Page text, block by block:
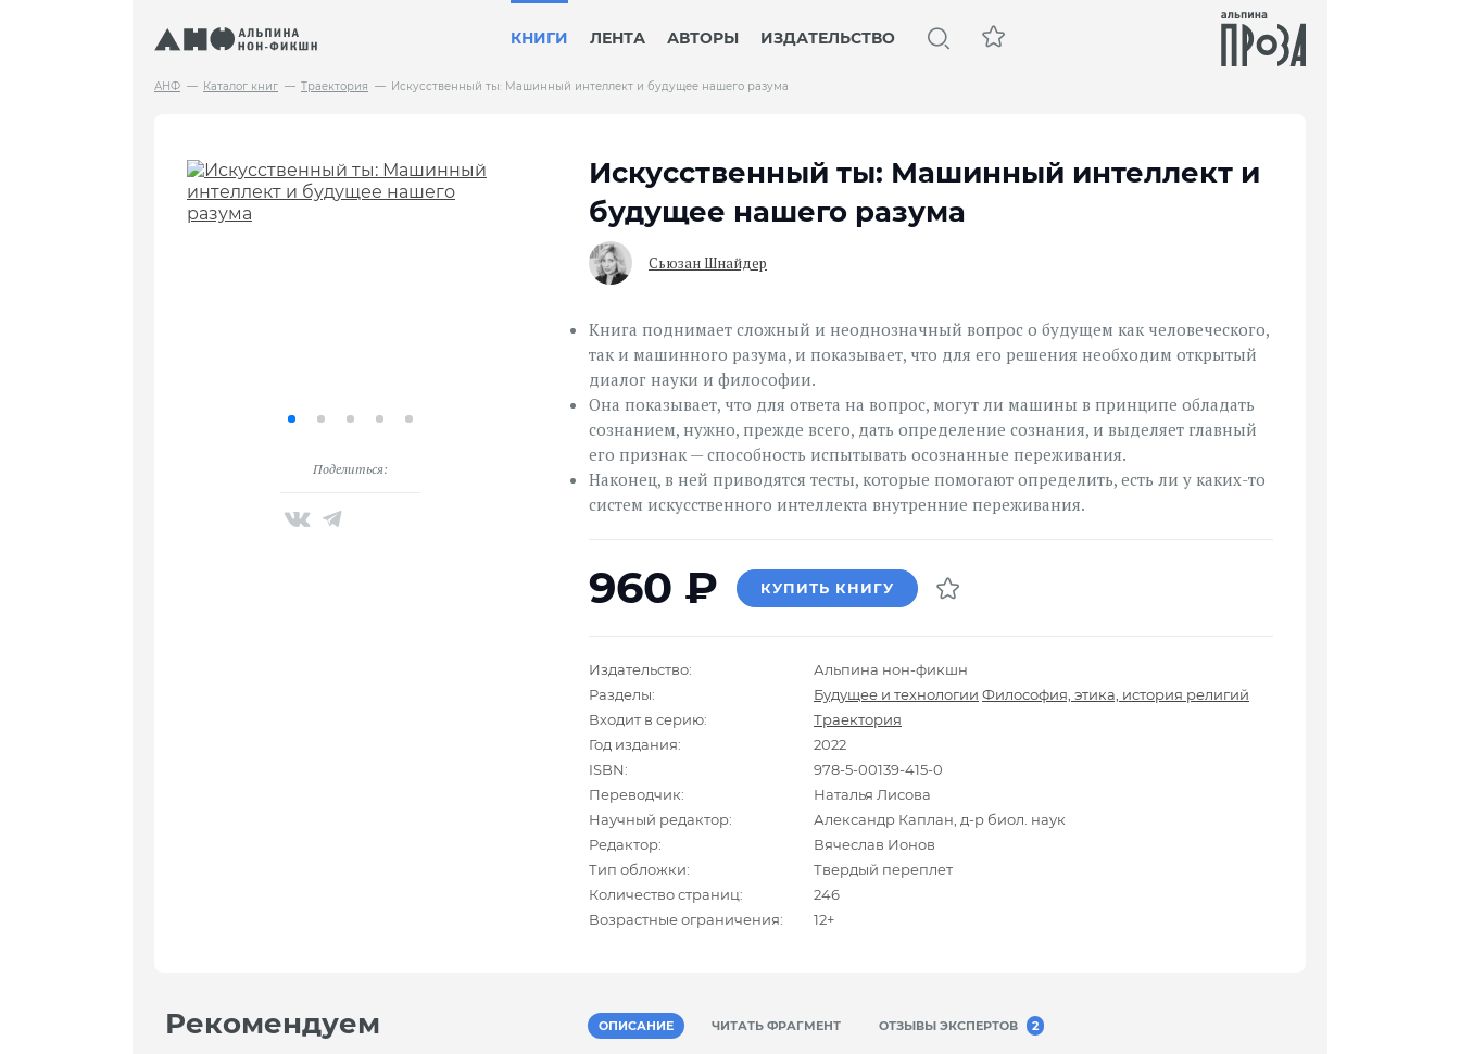
КНИГИ ЛЕНТА АВТОРЫ ИЗДАТЕЛЬСТВО
АНФ Каталог книг Траектория Искусственный ты: Машинный интеллект и будущее нашего разума
Поделиться:
Искусственный ты: Машинный интеллект и
будущее нашего разума
Сьюзан Шнайдер
Книга поднимает сложный и неоднозначный вопрос о будущем как человеческого,
так и машинного разума, и показывает, что для его решения необходим открытый
диалог науки и философии.
Она показывает, что для ответа на вопрос, могут ли машины в принципе обладать
сознанием, нужно, прежде всего, дать определение сознания, и выделяет главный
его признак — способность испытывать осознанные переживания.
Наконец, в ней приводятся тесты, которые помогают определить, есть ли у каких-то
систем искусственного интеллекта внутренние переживания.
960 ₽ КУПИТЬ КНИГУ
Издательство:
Альпина нон-фикшн
Разделы:
Будущее и технологии Философия, этика, история религий
Входит в серию:
Траектория
Год издания:
2022
ISBN:
978-5-00139-415-0
Переводчик:
Наталья Лисова
Научный редактор:
Александр Каплан, д-р биол. наук
Редактор:
Вячеслав Ионов
Тип обложки:
Твердый переплет
Количество страниц:
246
Возрастные ограничения:
12+
Рекомендуем ОПИСАНИЕ ЧИТАТЬ ФРАГМЕНТ ОТЗЫВЫ ЭКСПЕРТОВ 2